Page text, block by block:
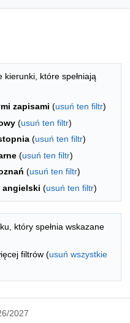
według
kierunki, które spełniają
zapisami (usuń ten filtr)
(usuń ten filtr)
(usuń ten filtr)
(usuń ten filtr)
(usuń ten filtr)
angielski (usuń ten filtr)
który spełnia wskazane
filtrów (usuń wszystkie
2027